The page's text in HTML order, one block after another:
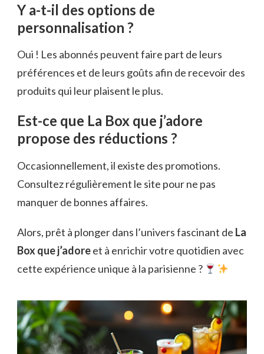
Y a-t-il des options de
personnalisation ?
Oui ! Les abonnés peuvent faire part de leurs
préférences et de leurs goûts afin de recevoir des
produits qui leur plaisent le plus.
Est-ce que La Box que j’adore
propose des réductions ?
Occasionnellement, il existe des promotions.
Consultez régulièrement le site pour ne pas
manquer de bonnes affaires.
Alors, prêt à plonger dans l’univers fascinant de La
Box que j’adoreet à enrichir votre quotidien avec
cette expérience unique à la parisienne ?